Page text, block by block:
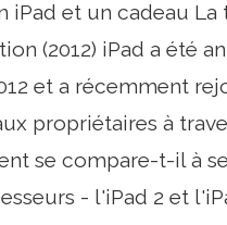
iPad et un cadeau La
(2012) iPad a été
et a récemment
propriétaires à
se compare-t-il à
- l'iPad 2 et